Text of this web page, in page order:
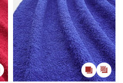
тканей